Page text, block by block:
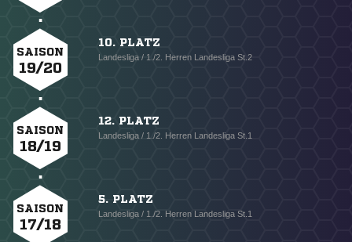
SAISON
19/20
10. PLATZ
Landesliga / 1./2. Herren Landesliga St.2
SAISON
18/19
12. PLATZ
Landesliga / 1./2. Herren Landesliga St.1
SAISON
17/18
5. PLATZ
Landesliga / 1./2. Herren Landesliga St.1